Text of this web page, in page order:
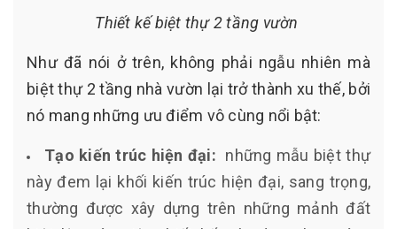
Thiết kế biệt thự 2 tầng vườn
Như đã nói ở trên, không phải ngẫu nhiên mà
biệt thự 2 tầng nhà vườn lại trở thành xu thế, bởi
nó mang những ưu điểm vô cùng nổi bật:
Tạo kiến trúc hiện đại: những mẫu biệt thự
này đem lại khối kiến trúc hiện đại, sang trọng,
thường được xây dựng trên những mảnh đất